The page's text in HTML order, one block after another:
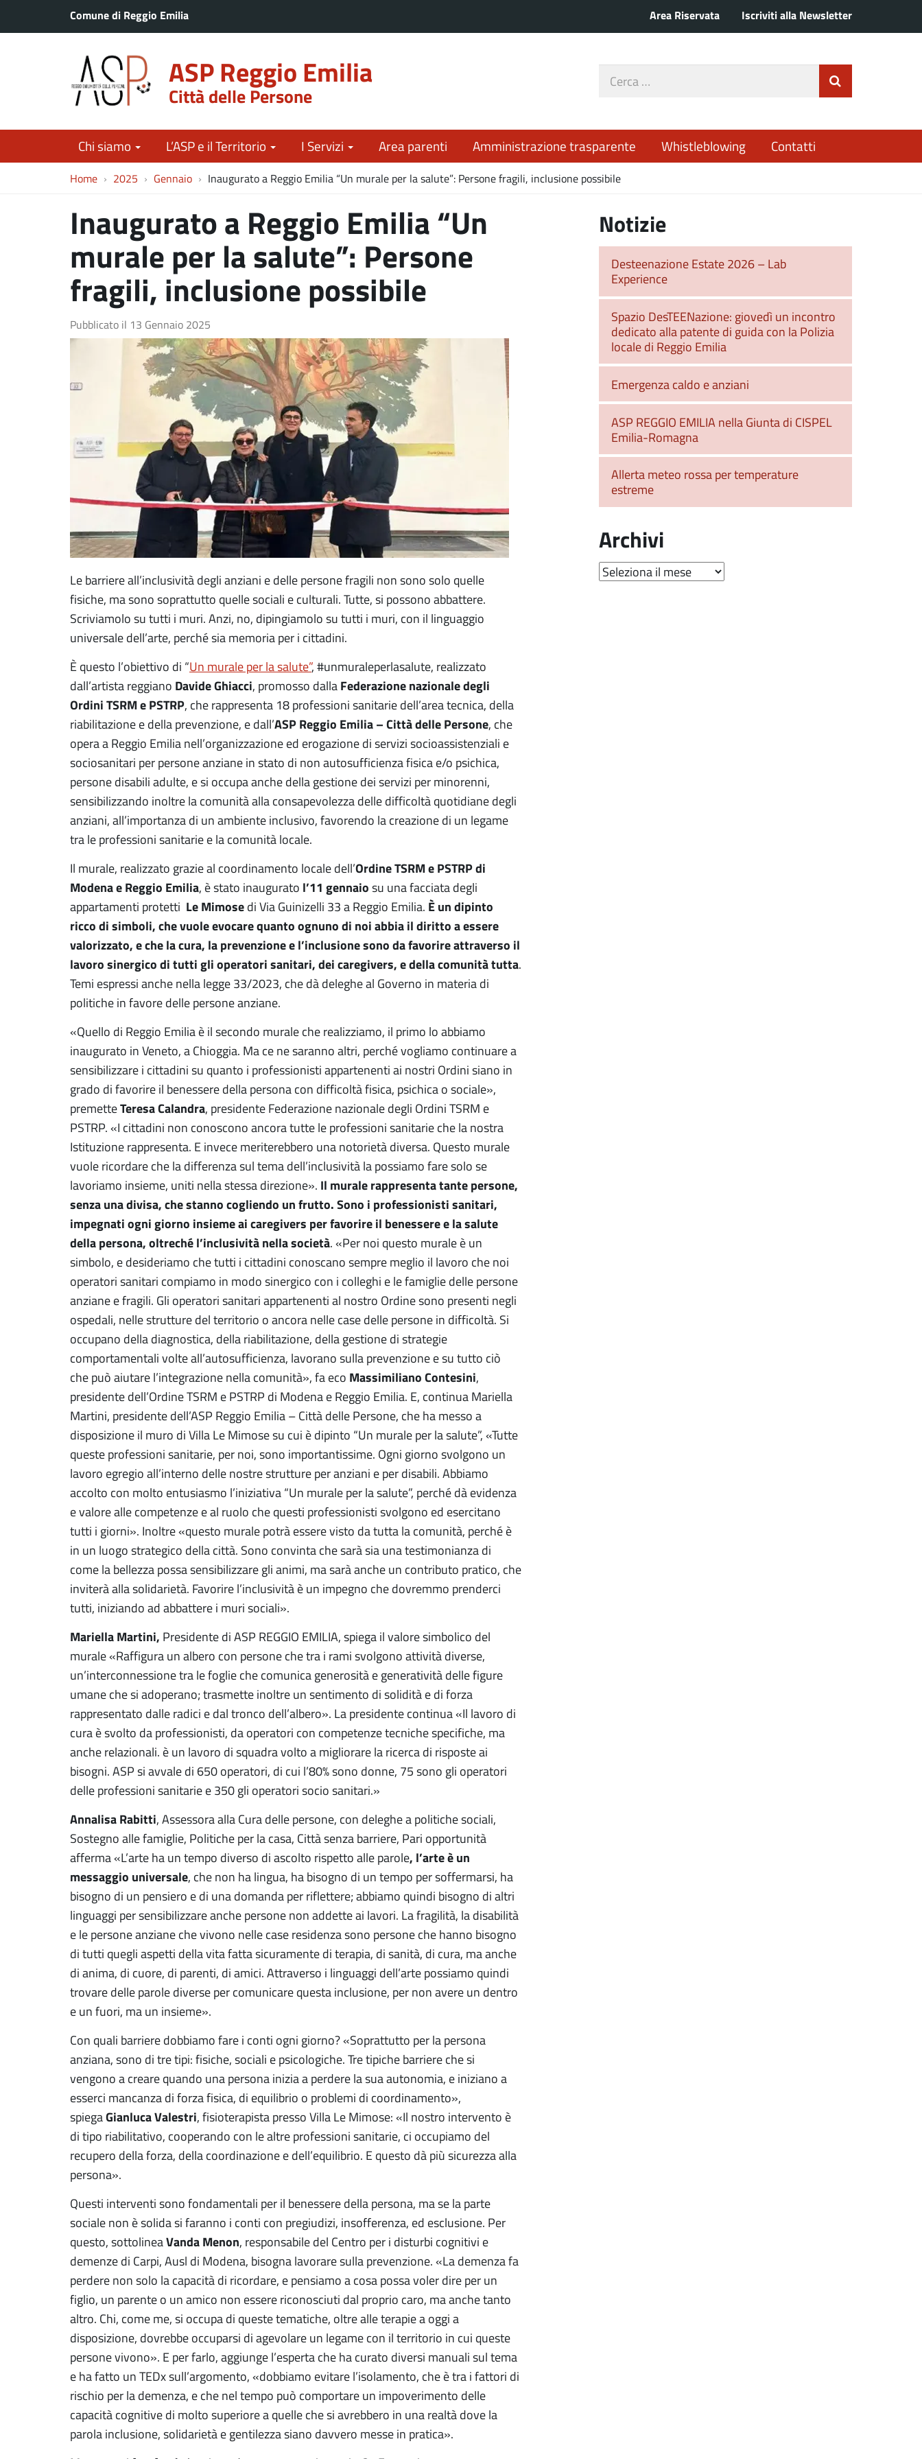
Comune di Reggio Emilia Area Riservata Iscriviti alla Newsletter
ASP Reggio Emilia
Città delle Persone
Cerca
Chi siamo L’ASP e il Territorio I Servizi Area parenti Amministrazione trasparente Whistleblowing Contatti
Home 2025 Gennaio Inaugurato a Reggio Emilia “Un murale per la salute”: Persone fragili, inclusione possibile
Inaugurato a Reggio Emilia “Un
murale per la salute”: Persone
fragili, inclusione possibile
Pubblicato il 13 Gennaio 2025
Le barriere all’inclusività degli anziani e delle persone fragili non sono solo quelle
fisiche, ma sono soprattutto quelle sociali e culturali. Tutte, si possono abbattere.
Scriviamolo su tutti i muri. Anzi, no, dipingiamolo su tutti i muri, con il linguaggio
universale dell’arte, perché sia memoria per i cittadini.
È questo l’obiettivo di “Un murale per la salute”, #unmuraleperlasalute, realizzato
dall’artista reggiano Davide Ghiacci, promosso dalla Federazione nazionale degli
Ordini TSRM e PSTRP, che rappresenta 18 professioni sanitarie dell’area tecnica, della
riabilitazione e della prevenzione, e dall’ASP Reggio Emilia – Città delle Persone, che
opera a Reggio Emilia nell’organizzazione ed erogazione di servizi socioassistenziali e
sociosanitari per persone anziane in stato di non autosufficienza fisica e/o psichica,
persone disabili adulte, e si occupa anche della gestione dei servizi per minorenni,
sensibilizzando inoltre la comunità alla consapevolezza delle difficoltà quotidiane degli
anziani, all’importanza di un ambiente inclusivo, favorendo la creazione di un legame
tra le professioni sanitarie e la comunità locale.
Il murale, realizzato grazie al coordinamento locale dell’Ordine TSRM e PSTRP di
Modena e Reggio Emilia, è stato inaugurato l’11 gennaio su una facciata degli
appartamenti protetti Le Mimose di Via Guinizelli 33 a Reggio Emilia. È un dipinto
ricco di simboli, che vuole evocare quanto ognuno di noi abbia il diritto a essere
valorizzato, e che la cura, la prevenzione e l’inclusione sono da favorire attraverso il
lavoro sinergico di tutti gli operatori sanitari, dei caregivers, e della comunità tutta.
Temi espressi anche nella legge 33/2023, che dà deleghe al Governo in materia di
politiche in favore delle persone anziane.
«Quello di Reggio Emilia è il secondo murale che realizziamo, il primo lo abbiamo
inaugurato in Veneto, a Chioggia. Ma ce ne saranno altri, perché vogliamo continuare a
sensibilizzare i cittadini su quanto i professionisti appartenenti ai nostri Ordini siano in
grado di favorire il benessere della persona con difficoltà fisica, psichica o sociale»,
premetteTeresa Calandra, presidente Federazione nazionale degli Ordini TSRM e
PSTRP. «I cittadini non conoscono ancora tutte le professioni sanitarie che la nostra
Istituzione rappresenta. E invece meriterebbero una notorietà diversa. Questo murale
vuole ricordare che la differenza sul tema dell’inclusività la possiamo fare solo se
lavoriamo insieme, uniti nella stessa direzione». Il murale rappresenta tante persone,
senza una divisa, che stanno cogliendo un frutto. Sono i professionisti sanitari,
impegnati ogni giorno insieme ai caregivers per favorire il benessere e la salute
della persona, oltreché l’inclusività nella società. «Per noi questo murale è un
simbolo, e desideriamo che tutti i cittadini conoscano sempre meglio il lavoro che noi
operatori sanitari compiamo in modo sinergico con i colleghi e le famiglie delle persone
anziane e fragili. Gli operatori sanitari appartenenti al nostro Ordine sono presenti negli
ospedali, nelle strutture del territorio o ancora nelle case delle persone in difficoltà. Si
occupano della diagnostica, della riabilitazione, della gestione di strategie
comportamentali volte all’autosufficienza, lavorano sulla prevenzione e su tutto ciò
che può aiutare l’integrazione nella comunità», fa eco MassimilianoContesini,
presidente dell’Ordine TSRM e PSTRP di Modena e Reggio Emilia. E, continua Mariella
Martini, presidente dell’ASP Reggio Emilia – Città delle Persone, che ha messo a
disposizione il muro di Villa Le Mimose su cui è dipinto “Un murale per la salute”, «Tutte
queste professioni sanitarie, per noi, sono importantissime. Ogni giorno svolgono un
lavoro egregio all’interno delle nostre strutture per anziani e per disabili. Abbiamo
accolto con molto entusiasmo l’iniziativa “Un murale per la salute”, perché dà evidenza
e valore alle competenze e al ruolo che questi professionisti svolgono ed esercitano
tutti i giorni». Inoltre «questo murale potrà essere visto da tutta la comunità, perché è
in un luogo strategico della città. Sono convinta che sarà sia una testimonianza di
come la bellezza possa sensibilizzare gli animi, ma sarà anche un contributo pratico, che
inviterà alla solidarietà. Favorire l’inclusività è un impegno che dovremmo prenderci
tutti, iniziando ad abbattere i muri sociali».
Mariella Martini, Presidente di ASP REGGIO EMILIA, spiega il valore simbolico del
murale «Raffigura un albero con persone che tra i rami svolgono attività diverse,
un’interconnessione tra le foglie che comunica generosità e generatività delle figure
umane che si adoperano; trasmette inoltre un sentimento di solidità e di forza
rappresentato dalle radici e dal tronco dell’albero». La presidente continua «Il lavoro di
cura è svolto da professionisti, da operatori con competenze tecniche specifiche, ma
anche relazionali. è un lavoro di squadra volto a migliorare la ricerca di risposte ai
bisogni. ASP si avvale di 650 operatori, di cui l’80% sono donne, 75 sono gli operatori
delle professioni sanitarie e 350 gli operatori socio sanitari.»
Annalisa Rabitti, Assessora alla Cura delle persone, con deleghe a politiche sociali,
Sostegno alle famiglie, Politiche per la casa, Città senza barriere, Pari opportunità
afferma «L’arte ha un tempo diverso di ascolto rispetto alle parole, l’arte è un
messaggio universale, che non ha lingua, ha bisogno di un tempo per soffermarsi, ha
bisogno di un pensiero e di una domanda per riflettere; abbiamo quindi bisogno di altri
linguaggi per sensibilizzare anche persone non addette ai lavori. La fragilità, la disabilità
e le persone anziane che vivono nelle case residenza sono persone che hanno bisogno
di tutti quegli aspetti della vita fatta sicuramente di terapia, di sanità, di cura, ma anche
di anima, di cuore, di parenti, di amici. Attraverso i linguaggi dell’arte possiamo quindi
trovare delle parole diverse per comunicare questa inclusione, per non avere un dentro
e un fuori, ma un insieme».
Con quali barriere dobbiamo fare i conti ogni giorno? «Soprattutto per la persona
anziana, sono di tre tipi: fisiche, sociali e psicologiche. Tre tipiche barriere che si
vengono a creare quando una persona inizia a perdere la sua autonomia, e iniziano a
esserci mancanza di forza fisica, di equilibrio o problemi di coordinamento»,
spiegaGianluca Valestri, fisioterapista presso Villa Le Mimose: «Il nostro intervento è
di tipo riabilitativo, cooperando con le altre professioni sanitarie, ci occupiamo del
recupero della forza, della coordinazione e dell’equilibrio. E questo dà più sicurezza alla
persona».
Questi interventi sono fondamentali per il benessere della persona, ma se la parte
sociale non è solida si faranno i conti con pregiudizi, insofferenza, ed esclusione. Per
questo, sottolineaVanda Menon, responsabile del Centro per i disturbi cognitivi e
demenze di Carpi, Ausl di Modena, bisogna lavorare sulla prevenzione. «La demenza fa
perdere non solo la capacità di ricordare, e pensiamo a cosa possa voler dire per un
figlio, un parente o un amico non essere riconosciuti dal proprio caro, ma anche tanto
altro. Chi, come me, si occupa di queste tematiche, oltre alle terapie a oggi a
disposizione, dovrebbe occuparsi di agevolare un legame con il territorio in cui queste
persone vivono». E per farlo, aggiunge l’esperta che ha curato diversi manuali sul tema
e ha fatto un TEDx sull’argomento, «dobbiamo evitare l’isolamento, che è tra i fattori di
rischio per la demenza, e che nel tempo può comportare un impoverimento delle
capacità cognitive di molto superiore a quelle che si avrebbero in una realtà dove la
parola inclusione, solidarietà e gentilezza siano davvero messe in pratica».
Notizie
Desteenazione Estate 2026 – Lab
Experience
Spazio DesTEENazione: giovedì un incontro
dedicato alla patente di guida con la Polizia
locale di Reggio Emilia
Emergenza caldo e anziani
ASP REGGIO EMILIA nella Giunta di CISPEL
Emilia-Romagna
Allerta meteo rossa per temperature
estreme
Archivi
Archivi